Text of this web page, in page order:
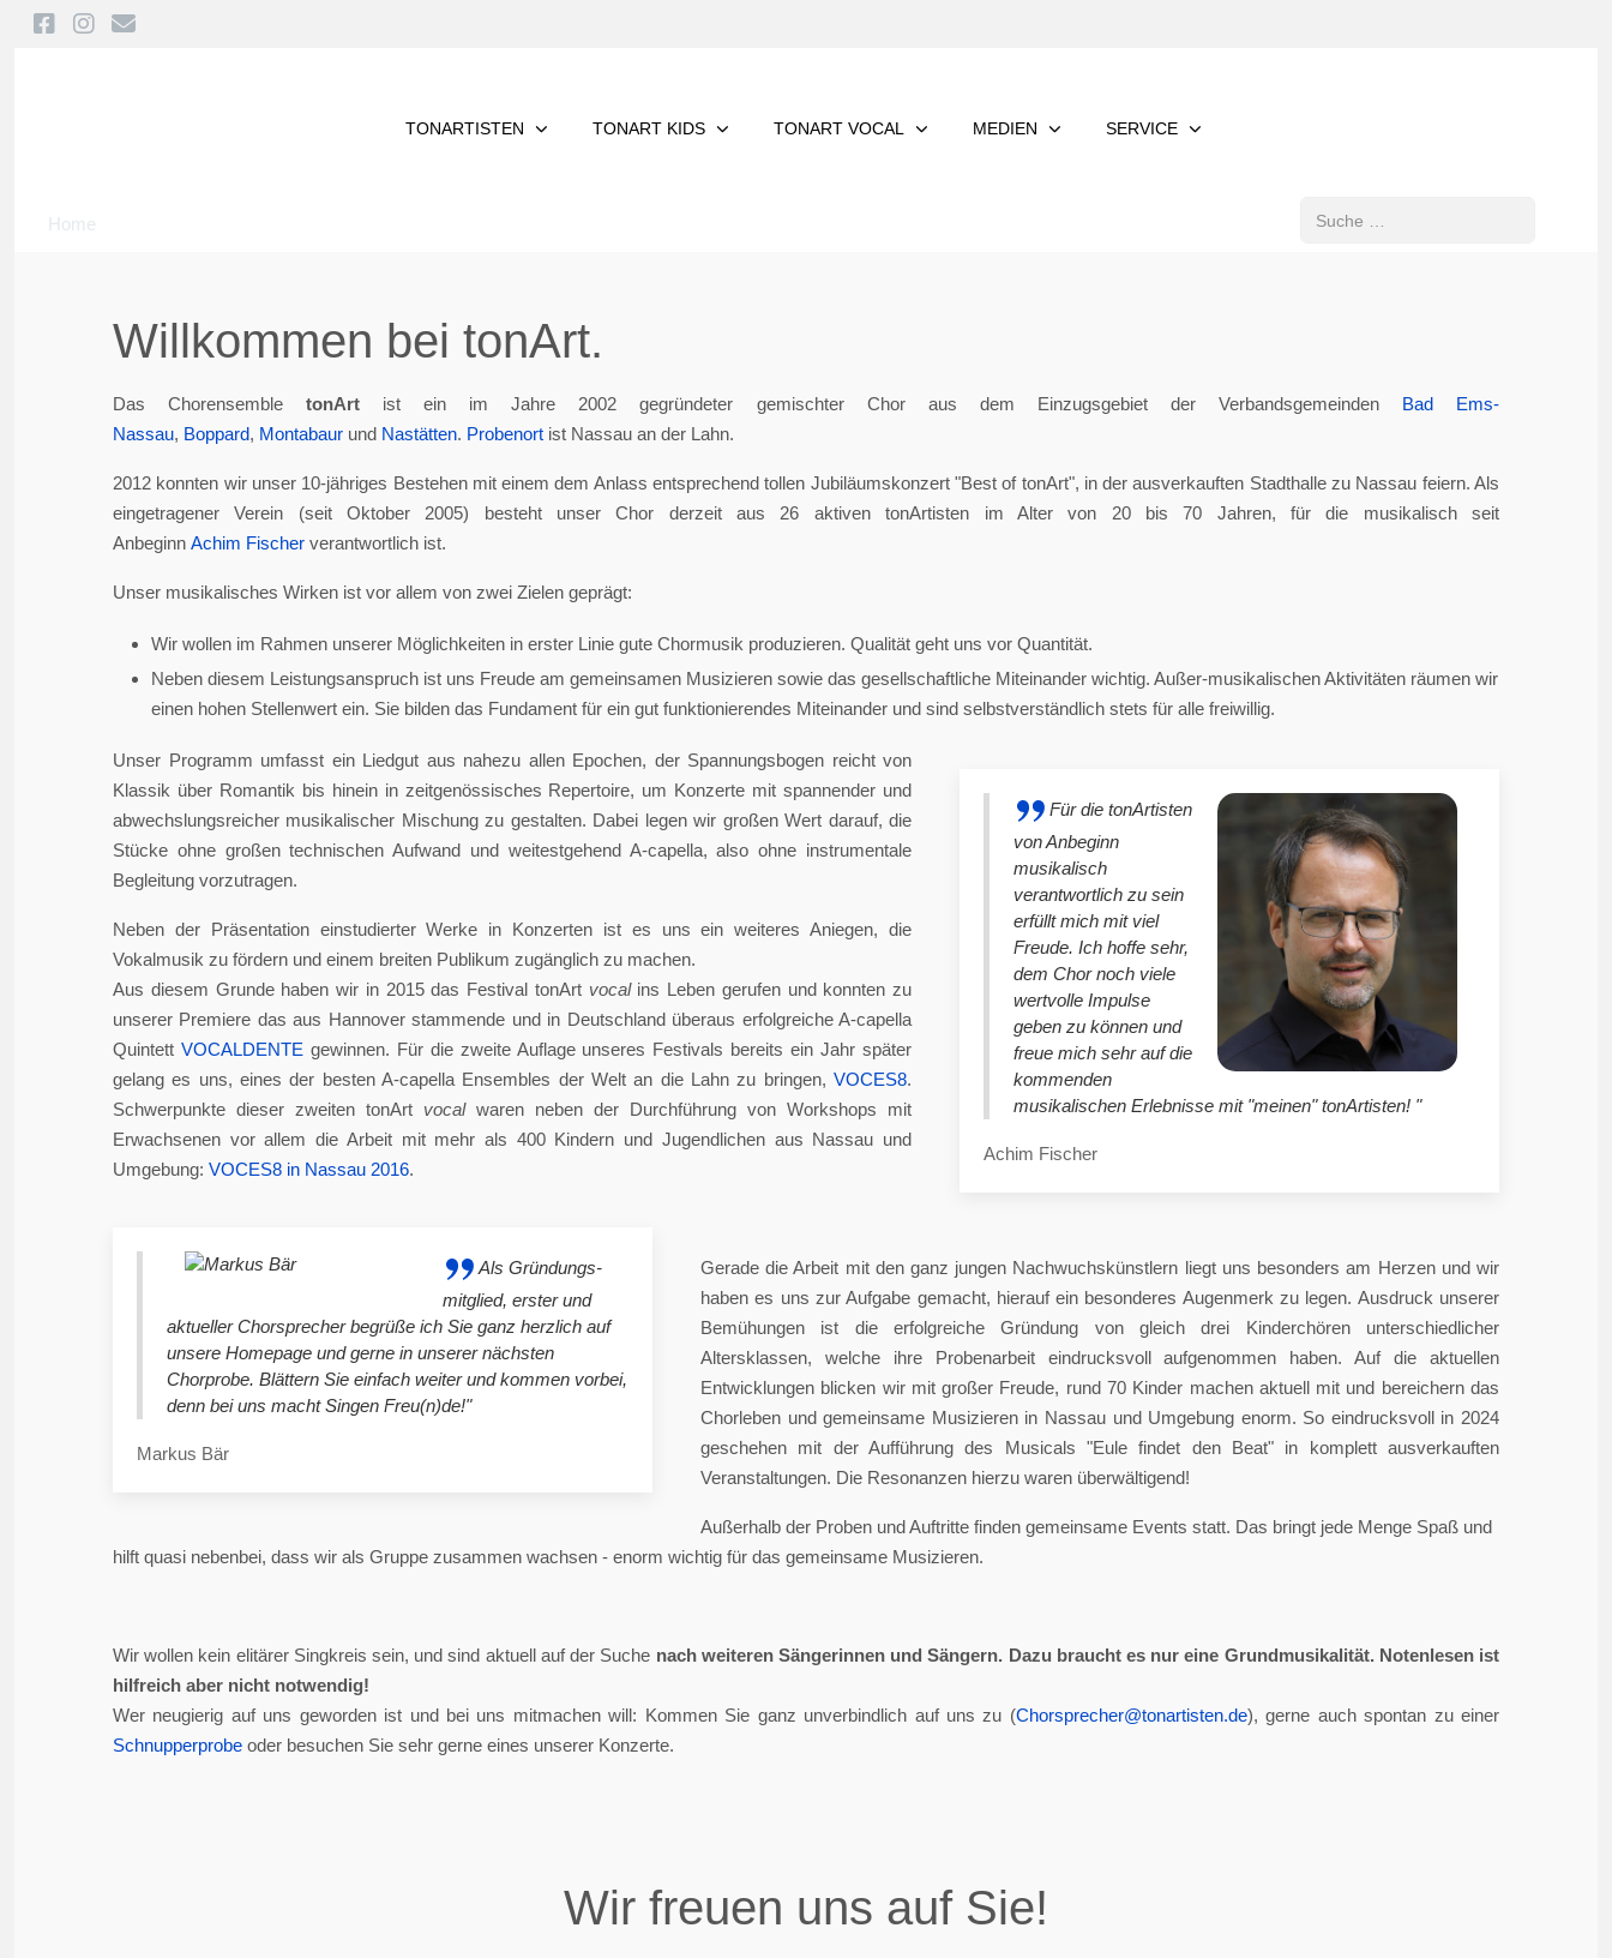
TONARTISTEN TONART KIDS TONART VOCAL MEDIEN SERVICE
Home
Suchen
Willkommen bei tonArt.
Das ChorensembletonArt ist ein im Jahre 2002 gegründeter gemischter Chor aus dem Einzugsgebiet der Verbandsgemeinden Bad Ems-
Nassau, Boppard, Montabaur und Nastätten. Probenort ist Nassau an der Lahn.
2012 konnten wir unser 10-jähriges Bestehen mit einem dem Anlass entsprechend tollen Jubiläumskonzert "Best of tonArt", in der ausverkauften Stadthalle zu Nassau feiern. Als
eingetragener Verein (seit Oktober 2005) besteht unser Chor derzeit aus 26 aktiven tonArtisten im Alter von 20 bis 70 Jahren, für die musikalisch seit
Anbeginn Achim Fischer verantwortlich ist.
Unser musikalisches Wirken ist vor allem von zwei Zielen geprägt:
Wir wollen im Rahmen unserer Möglichkeiten in erster Linie gute Chormusik produzieren. Qualität geht uns vor Quantität.
Neben diesem Leistungsanspruch ist uns Freude am gemeinsamen Musizieren sowie das gesellschaftliche Miteinander wichtig. Außer-musikalischen Aktivitäten räumen wir
einen hohen Stellenwert ein. Sie bilden das Fundament für ein gut funktionierendes Miteinander und sind selbstverständlich stets für alle freiwillig.
Für die tonArtisten
von Anbeginn
musikalisch
verantwortlich zu sein
erfüllt mich mit viel
Freude. Ich hoffe sehr,
dem Chor noch viele
wertvolle Impulse
geben zu können und
freue mich sehr auf die
kommenden
musikalischen Erlebnisse mit "meinen" tonArtisten! "
Achim Fischer
Unser Programm umfasst ein Liedgut aus nahezu allen Epochen, der Spannungsbogen reicht von
Klassik über Romantik bis hinein in zeitgenössisches Repertoire, um Konzerte mit spannender und
abwechslungsreicher musikalischer Mischung zu gestalten. Dabei legen wir großen Wert darauf, die
Stücke ohne großen technischen Aufwand und weitestgehend A-capella, also ohne instrumentale
Begleitung vorzutragen.
Neben der Präsentation einstudierter Werke in Konzerten ist es uns ein weiteres Aniegen, die
Vokalmusik zu fördern und einem breiten Publikum zugänglich zu machen.
Aus diesem Grunde haben wir in 2015 das Festival tonArt vocal ins Leben gerufen und konnten zu
unserer Premiere das aus Hannover stammende und in Deutschland überaus erfolgreiche A-capella
Quintett VOCALDENTE gewinnen. Für die zweite Auflage unseres Festivals bereits ein Jahr später
gelang es uns, eines der besten A-capella Ensembles der Welt an die Lahn zu bringen, VOCES8.
Schwerpunkte dieser zweiten tonArt vocalwaren neben der Durchführung von Workshops mit
Erwachsenen vor allem die Arbeit mit mehr als 400 Kindern und Jugendlichen aus Nassau und
Umgebung: VOCES8 in Nassau 2016.
Als Gründungs-
mitglied, erster und
aktueller Chorsprecher begrüße ich Sie ganz herzlich auf
unsere Homepage und gerne in unserer nächsten
Chorprobe. Blättern Sie einfach weiter und kommen vorbei,
denn bei uns macht Singen Freu(n)de!"
Markus Bär
Gerade die Arbeit mit den ganz jungen Nachwuchskünstlern liegt uns besonders am Herzen und wir
haben es uns zur Aufgabe gemacht, hierauf ein besonderes Augenmerk zu legen. Ausdruck unserer
Bemühungen ist die erfolgreiche Gründung von gleich drei Kinderchören unterschiedlicher
Altersklassen, welche ihre Probenarbeit eindrucksvoll aufgenommen haben. Auf die aktuellen
Entwicklungen blicken wir mit großer Freude, rund 70 Kinder machen aktuell mit und bereichern das
Chorleben und gemeinsame Musizieren in Nassau und Umgebung enorm. So eindrucksvoll in 2024
geschehen mit der Aufführung des Musicals "Eule findet den Beat" in komplett ausverkauften
Veranstaltungen. Die Resonanzen hierzu waren überwältigend!
Außerhalb der Proben und Auftritte finden gemeinsame Events statt. Das bringt jede Menge Spaß und
hilft quasi nebenbei, dass wir als Gruppe zusammen wachsen - enorm wichtig für das gemeinsame Musizieren.
Wir wollen kein elitärer Singkreis sein, und sind aktuell auf der Suche nach weiteren Sängerinnen und Sängern. Dazu braucht es nur eine Grundmusikalität. Notenlesen ist
hilfreich aber nicht notwendig!
Wer neugierig auf uns geworden ist und bei uns mitmachen will: Kommen Sie ganz unverbindlich auf uns zu (Chorsprecher@tonartisten.de), gerne auch spontan zu einer
Schnupperprobe oder besuchen Sie sehr gerne eines unserer Konzerte.
Wir freuen uns auf Sie!